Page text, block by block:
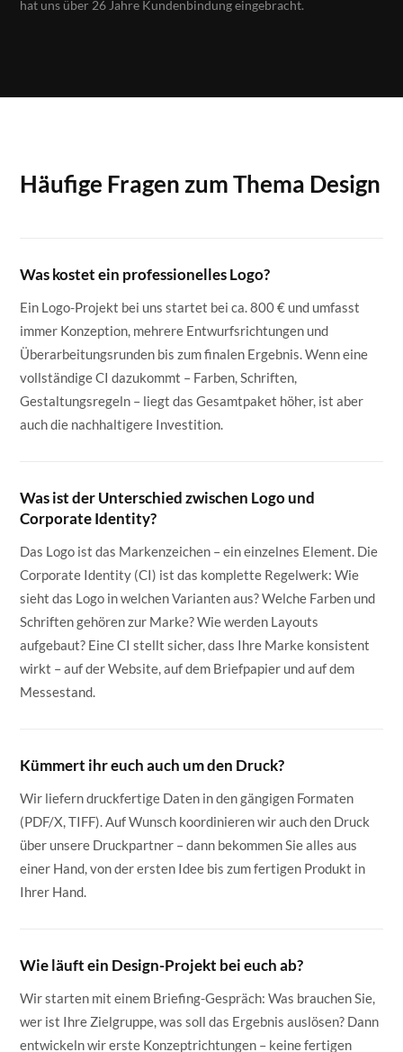
hat uns über 26 Jahre Kundenbindung eingebracht.
Häufige Fragen zum Thema Design
Was kostet ein professionelles Logo?
Ein Logo-Projekt bei uns startet bei ca. 800 € und umfasst
immer Konzeption, mehrere Entwurfsrichtungen und
Überarbeitungsrunden bis zum finalen Ergebnis. Wenn eine
vollständige CI dazukommt – Farben, Schriften,
Gestaltungsregeln – liegt das Gesamtpaket höher, ist aber
auch die nachhaltigere Investition.
Was ist der Unterschied zwischen Logo und
Corporate Identity?
Das Logo ist das Markenzeichen – ein einzelnes Element. Die
Corporate Identity (CI) ist das komplette Regelwerk: Wie
sieht das Logo in welchen Varianten aus? Welche Farben und
Schriften gehören zur Marke? Wie werden Layouts
aufgebaut? Eine CI stellt sicher, dass Ihre Marke konsistent
wirkt – auf der Website, auf dem Briefpapier und auf dem
Messestand.
Kümmert ihr euch auch um den Druck?
Wir liefern druckfertige Daten in den gängigen Formaten
(PDF/X, TIFF). Auf Wunsch koordinieren wir auch den Druck
über unsere Druckpartner – dann bekommen Sie alles aus
einer Hand, von der ersten Idee bis zum fertigen Produkt in
Ihrer Hand.
Wie läuft ein Design-Projekt bei euch ab?
Wir starten mit einem Briefing-Gespräch: Was brauchen Sie,
wer ist Ihre Zielgruppe, was soll das Ergebnis auslösen? Dann
entwickeln wir erste Konzeptrichtungen – keine fertigen